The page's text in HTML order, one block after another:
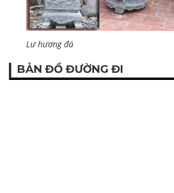
Lư hương đá
BẢN ĐỒ ĐƯỜNG ĐI